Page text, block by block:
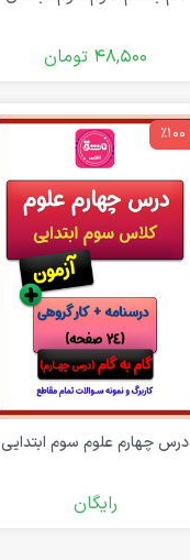
48,500 تومان
٪100
درس چهارم علوم سوم ابتدایی
رایگان